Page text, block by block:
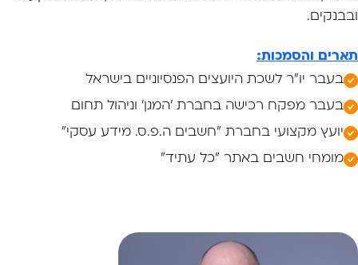
ובבנקים.
תארים והסמכות:
בעבר יו"ר לשכת היועצים הפנסיוניים בישראל
בעבר מפקח רכישה בחברת 'המגן' וניהול תחום
יועץ מקצועי בחברת "חשבים ה.פ.ס. מידע עסקי"
מומחי חשבים באתר "כל עתיד"